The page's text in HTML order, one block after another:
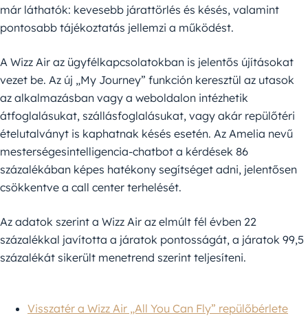
már láthatók: kevesebb járattörlés és késés, valamint
pontosabb tájékoztatás jellemzi a működést.
A Wizz Air az ügyfélkapcsolatokban is jelentős újításokat
vezet be. Az új „My Journey” funkción keresztül az utasok
az alkalmazásban vagy a weboldalon intézhetik
átfoglalásukat, szállásfoglalásukat, vagy akár repülőtéri
ételutalványt is kaphatnak késés esetén. Az Amelia nevű
mesterségesintelligencia-chatbot a kérdések 86
százalékában képes hatékony segítséget adni, jelentősen
csökkentve a call center terhelését.
Az adatok szerint a Wizz Air az elmúlt fél évben 22
százalékkal javította a járatok pontosságát, a járatok 99,5
százalékát sikerült menetrend szerint teljesíteni.
Visszatér a Wizz Air „All You Can Fly” repülőbérlete